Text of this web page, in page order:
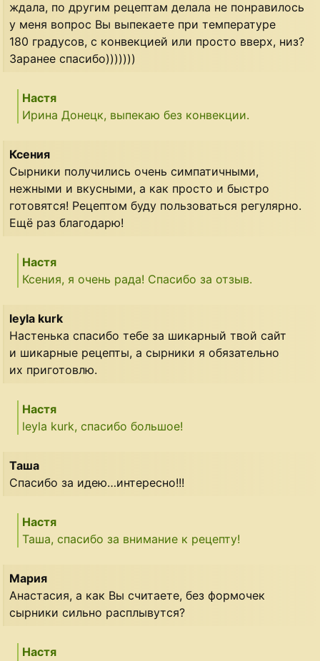
ждала, по другим рецептам делала не понравилось
у меня вопрос Вы выпекаете при температуре
180 градусов, с конвекцией или просто вверх, низ?
Заранее спасибо)))))))
Настя
Ирина Донецк, выпекаю без конвекции.
Ксения
Сырники получились очень симпатичными,
нежными и вкусными, а как просто и быстро
готовятся! Рецептом буду пользоваться регулярно.
Ещё раз благодарю!
Настя
Ксения, я очень рада! Спасибо за отзыв.
leyla kurk
Настенька спасибо тебе за шикарный твой сайт
и шикарные рецепты, а сырники я обязательно
их приготовлю.
Настя
leyla kurk, спасибо большое!
Таша
Спасибо за идею…интересно!!!
Настя
Таша, спасибо за внимание к рецепту!
Мария
Анастасия, а как Вы считаете, без формочек
сырники сильно расплывутся?
Настя